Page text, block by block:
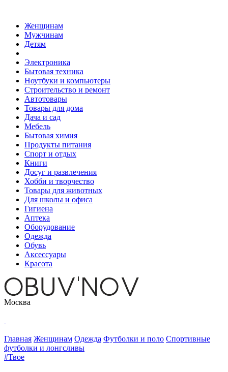
Женщинам
Мужчинам
Детям
Электроника
Бытовая техника
Ноутбуки и компьютеры
Строительство и ремонт
Автотовары
Товары для дома
Дача и сад
Мебель
Бытовая химия
Продукты питания
Спорт и отдых
Книги
Досуг и развлечения
Хобби и творчество
Товары для животных
Для школы и офиса
Гигиена
Аптека
Оборудование
Одежда
Обувь
Аксессуары
Красота
Москва
Главная Женщинам Одежда Футболки и поло Спортивные
футболки и лонгсливы
#Твое